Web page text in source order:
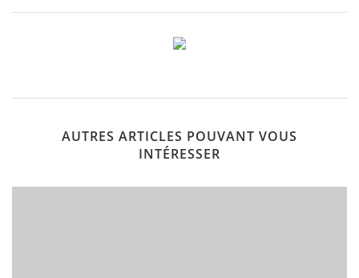
AUTRES ARTICLES POUVANT VOUS
INTÉRESSER